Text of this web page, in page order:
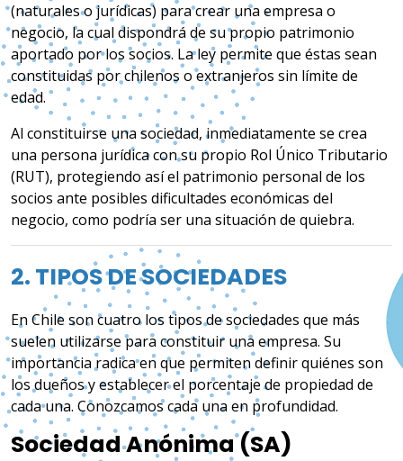
(naturales o jurídicas) para crear una empresa o
negocio, la cual dispondrá de su propio patrimonio
aportado por los socios. La ley permite que éstas sean
constituidas por chilenos o extranjeros sin límite de
edad.
Al constituirse una sociedad, inmediatamente se crea
una persona jurídica con su propio Rol Único Tributario
(RUT), protegiendo así el patrimonio personal de los
socios ante posibles dificultades económicas del
negocio, como podría ser una situación de quiebra.
2. TIPOS DE SOCIEDADES
En Chile son cuatro los tipos de sociedades que más
suelen utilizarse para constituir una empresa. Su
importancia radica en que permiten definir quiénes son
los dueños y establecer el porcentaje de propiedad de
cada una. Conozcamos cada una en profundidad.
Sociedad Anónima (SA)